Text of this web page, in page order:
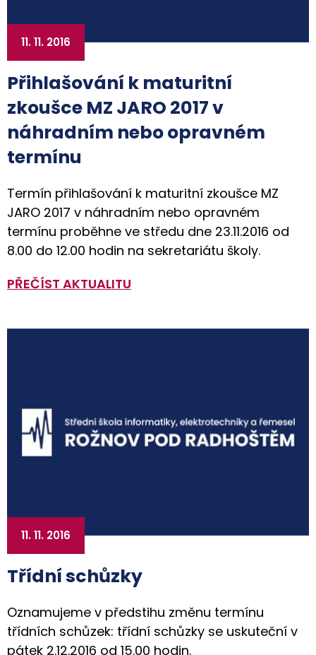
Přihlašování k maturitní
zkoušce MZ JARO 2017 v
náhradním nebo opravném
termínu
11. 11. 2016
Termín přihlašování k maturitní zkoušce MZ
JARO 2017 v náhradním nebo opravném
termínu proběhne ve středu dne 23.11.2016 od
8.00 do 12.00 hodin na sekretariátu školy.
PŘEČÍST AKTUALITU
Třídní schůzky
11. 11. 2016
Oznamujeme v předstihu změnu termínu
třídních schůzek: třídní schůzky se uskuteční v
pátek 2.12.2016 od 15.00 hodin.